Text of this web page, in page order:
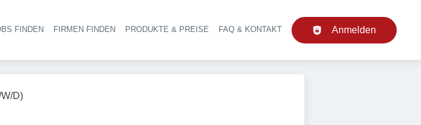
Haupt-Navigation
FINDEN FIRMEN FINDEN PRODUKTE & PREISE FAQ & KONTAKT Anmelden
D)